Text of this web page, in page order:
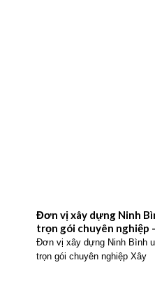
Đơn vị xây dựng Ninh
trọn gói chuyên nghiệp
Đơn vị xây dựng Ninh Bình
trọn gói chuyên nghiệp Xây